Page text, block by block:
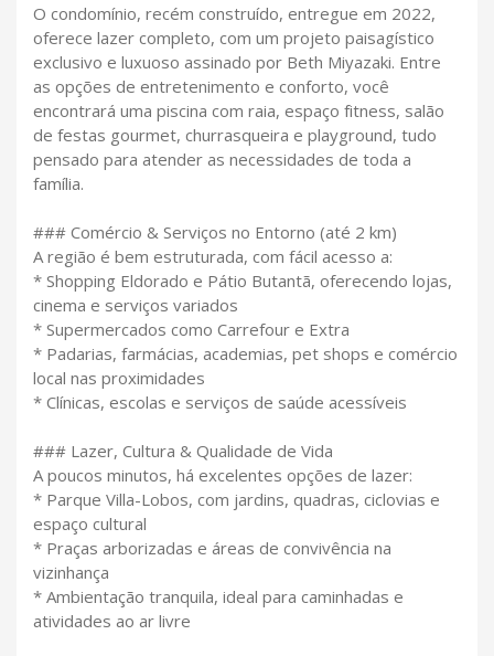
O condomínio, recém construído, entregue em 2022,
oferece lazer completo, com um projeto paisagístico
exclusivo e luxuoso assinado por Beth Miyazaki. Entre
as opções de entretenimento e conforto, você
encontrará uma piscina com raia, espaço fitness, salão
de festas gourmet, churrasqueira e playground, tudo
pensado para atender as necessidades de toda a
família.
### Comércio & Serviços no Entorno (até 2 km)
A região é bem estruturada, com fácil acesso a:
* Shopping Eldorado e Pátio Butantã, oferecendo lojas,
cinema e serviços variados
* Supermercados como Carrefour e Extra
* Padarias, farmácias, academias, pet shops e comércio
local nas proximidades
* Clínicas, escolas e serviços de saúde acessíveis
### Lazer, Cultura & Qualidade de Vida
A poucos minutos, há excelentes opções de lazer:
* Parque Villa-Lobos, com jardins, quadras, ciclovias e
espaço cultural
* Praças arborizadas e áreas de convivência na
vizinhança
* Ambientação tranquila, ideal para caminhadas e
atividades ao ar livre